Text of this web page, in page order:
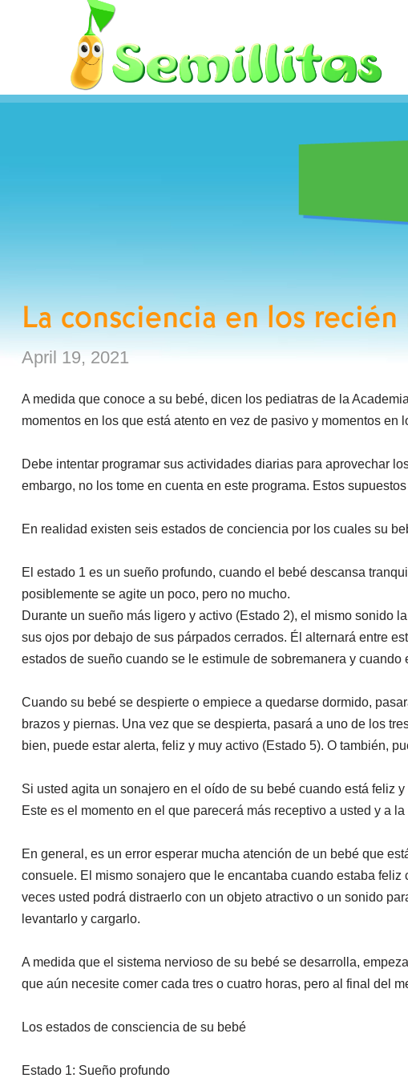
La consciencia en los
April 19, 2021
A medida que conoce a su bebé, dicen los pediatras de la
momentos en los que está atento en vez de pasivo y momentos en
Debe intentar programar sus actividades diarias para aprovechar
embargo, no los tome en cuenta en este programa. Estos
En realidad existen seis estados de conciencia por los cuales su
El estado 1 es un sueño profundo, cuando el bebé descansa
posiblemente se agite un poco, pero no mucho.
Durante un sueño más ligero y activo (Estado 2), el mismo sonido
sus ojos por debajo de sus párpados cerrados. Él alternará entre
estados de sueño cuando se le estimule de sobremanera y cuando
Cuando su bebé se despierte o empiece a quedarse dormido,
brazos y piernas. Una vez que se despierta, pasará a uno de los
bien, puede estar alerta, feliz y muy activo (Estado 5). O también,
Si usted agita un sonajero en el oído de su bebé cuando está feliz
Este es el momento en el que parecerá más receptivo a usted y a
En general, es un error esperar mucha atención de un bebé que
consuele. El mismo sonajero que le encantaba cuando estaba
veces usted podrá distraerlo con un objeto atractivo o un sonido
levantarlo y cargarlo.
A medida que el sistema nervioso de su bebé se desarrolla,
que aún necesite comer cada tres o cuatro horas, pero al final del
Los estados de consciencia de su bebé
Estado 1: Sueño profundo